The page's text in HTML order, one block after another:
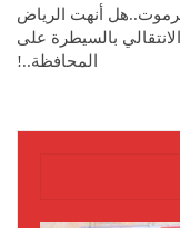
أنهت الرياض
الانتقالي بالسيطرة على
المحافظة..!